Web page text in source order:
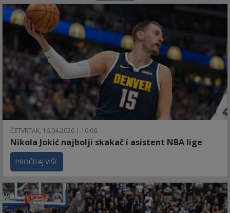
ČETVRTAK, 16.04.2026 | 10:06
Nikola Jokić najbolji skakač i asistent NBA lige
PROČITAJ VIŠE